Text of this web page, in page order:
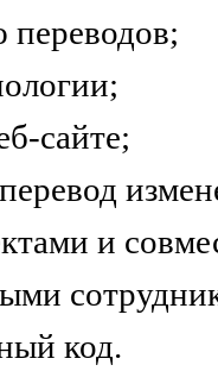
переводов;
сайте;
и
код.